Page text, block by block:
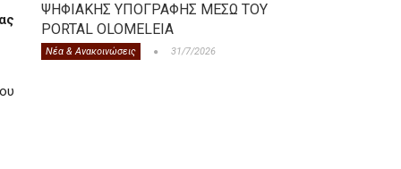
ΨΗΦΙΑΚΗΣ ΥΠΟΓΡΑΦΗΣ ΜΕΣΩ ΤΟΥ
PORTAL OLOMELEIA
Νέα & Ανακοινώσεις 31/7/2026